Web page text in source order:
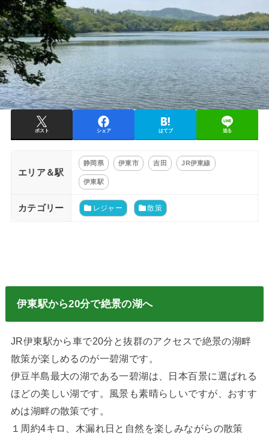
ポスト シェア はてブ 送る
エリア＆駅
静岡県 伊東市 吉田 JR伊東線
伊東駅
カテゴリー レジャー 散策
伊東駅から20分で絶景の湖へ
JR伊東駅から車で20分と抜群のアクセスで絶景の湖畔
散策が楽しめるのが一碧湖です。
伊豆半島最大の湖である一碧湖は、日本百景に選ばれる
ほどの美しい湖です。風景も素晴らしいですが、おすす
めは湖畔の散策です。
１周約4キロ、木漏れ日と自然を楽しみながらの散策